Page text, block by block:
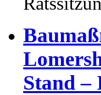
Stand –